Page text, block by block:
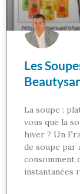
Les
La soupe :
vous que la
hiver ? Un
de soupe par
consomment
instantanées